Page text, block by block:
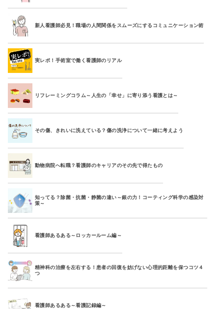
新人看護師必見！職場の人間関係をスムーズにするコミュニケーション術
実レポ！手術室で働く看護師のリアル
リフレーミングコラム～人生の「幸せ」に寄り添う看護とは～
その傷、きれいに洗えている？傷の洗浄について一緒に考えよう
動物病院へ転職？看護師のキャリアのその先で得たもの
知ってる？除菌・抗菌・静菌の違い～銀の力！コーティング科学の感染対
策～
看護師あるある～ロッカールーム編～
精神科の治療を左右する！患者の回復を妨げない心理的距離を保つコツ４
つ
看護師あるある～看護記録編～